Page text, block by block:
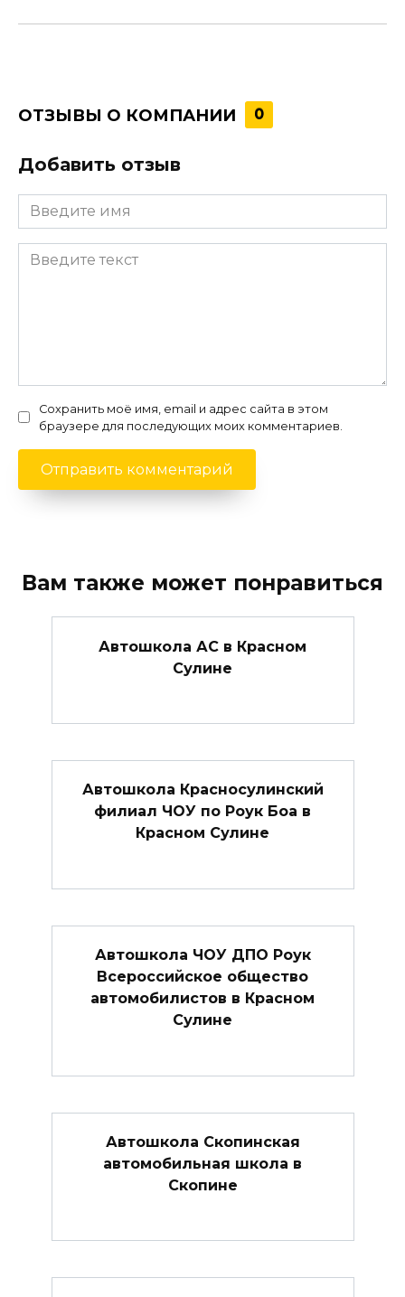
ОТЗЫВЫ О КОМПАНИИ 0
Добавить отзыв
Сохранить моё имя, email и адрес сайта в этом
браузере для последующих моих комментариев.
Вам также может понравиться
Автошкола АС в Красном
Сулине
Автошкола Красносулинский
филиал ЧОУ по Роук Боа в
Красном Сулине
Автошкола ЧОУ ДПО Роук
Всероссийское общество
автомобилистов в Красном
Сулине
Автошкола Скопинская
автомобильная школа в
Скопине